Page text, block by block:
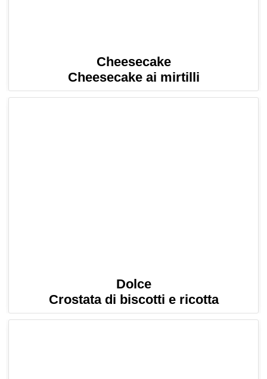
Cheesecake
Cheesecake ai mirtilli
Dolce
Crostata di biscotti e ricotta